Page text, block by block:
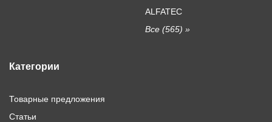
ALFATEC
Все (565) »
Категории
Товарные предложения
Статьи